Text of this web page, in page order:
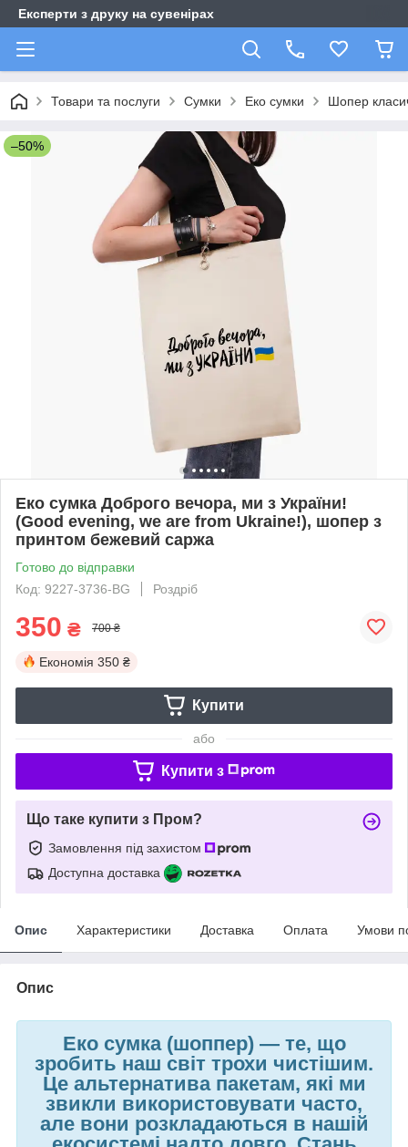
Експерти з друку на сувенірах
Товари та послуги Сумки Еко сумки Шопер
–50%
Еко сумка Доброго вечора, ми з України!
(Good evening, we are from Ukraine!), шопер з
принтом бежевий саржа
Готово до відправки
Код: 9227-3736-BG
Роздріб
350 ₴ 700 ₴
Економія 350 ₴
Купити
або
Купити з
Що таке купити з Пром?
Замовлення під захистом
Доступна доставка
Опис Характеристики Доставка Оплата Умови
Опис
Еко сумка (шоппер) —те, що
зробить наш світ трохи чистішим.
Це альтернатива пакетам, які ми
звикли використовувати часто,
але вони розкладаються в нашій